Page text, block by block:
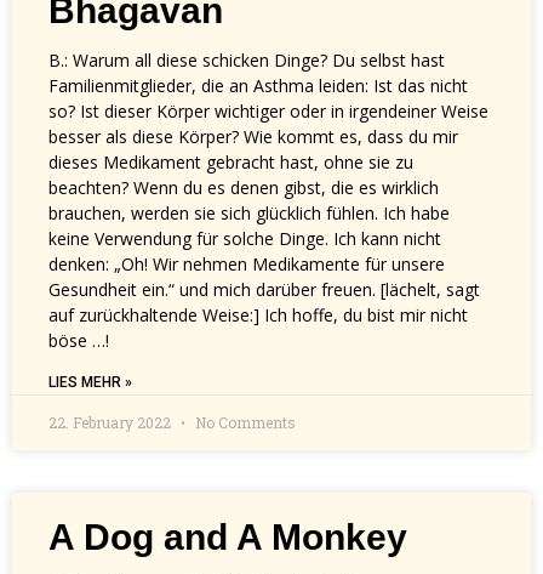
Bhagavan
B.: Warum all diese schicken Dinge? Du selbst hast
Familienmitglieder, die an Asthma leiden: Ist das nicht
so? Ist dieser Körper wichtiger oder in irgendeiner Weise
besser als diese Körper? Wie kommt es, dass du mir
dieses Medikament gebracht hast, ohne sie zu
beachten? Wenn du es denen gibst, die es wirklich
brauchen, werden sie sich glücklich fühlen. Ich habe
keine Verwendung für solche Dinge. Ich kann nicht
denken: „Oh! Wir nehmen Medikamente für unsere
Gesundheit ein.“ und mich darüber freuen. [lächelt, sagt
auf zurückhaltende Weise:] Ich hoffe, du bist mir nicht
böse …!
LIES MEHR »
22. February 2022 No Comments
A Dog and A Monkey